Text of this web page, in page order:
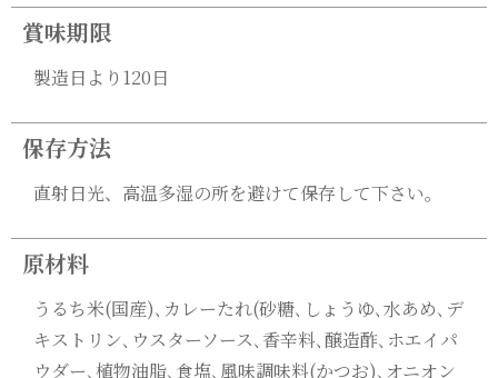
賞味期限
製造日より120日
保存方法
直射日光、高温多湿の所を避けて保存して下さい。
原材料
うるち米(国産)､カレーたれ(砂糖､しょうゆ､水あめ､デ
キストリン､ウスターソース､香辛料､醸造酢､ホエイパ
ウダー､植物油脂､食塩､風味調味料(かつお)､オニオン